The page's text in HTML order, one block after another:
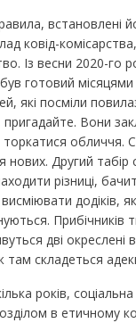
встановлені
ковід-
Із весни 2020-го
готовий
які посміли
Вони
обличчя.
Другий табір
різниці,
додіків,
Прибічників
дві окреслені
складеться
років,
в етичному